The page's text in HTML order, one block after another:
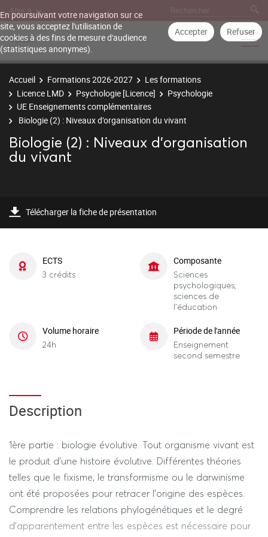
En poursuivant votre navigation sur ce
site, vous acceptez l'utilisation de
cookies à des fins de mesure d'audience
(statistiques anonymes).
Accepter Refuser
Aller à
Accueil Formations 2026-2027
Les formations
Licence LMD
Psychologie [Licence]
Psychologie
UE Enseignements complémentaires
Biologie (2) : Niveaux d’organisation du vivant
Biologie (2) : Niveaux d’organisation
du vivant
Télécharger la fiche de présentation
ECTS
3 crédits
Composante
Sciences
psychologiques,
sciences de
l'éducation
Volume horaire
24h
Période de l'année
Enseignement
second semestre
Description
1ère partie : biologie évolutive. Tout organisme vivant est
le produit d’une histoire évolutive. Différentes théories
telles que le fixisme, le transformisme ou le darwinisme
ont été proposées pour retracer l’origine des espèces.
Comprendre les relations phylogénétiques et le degré
d’apparentement entre les espèces est nécessaire pour